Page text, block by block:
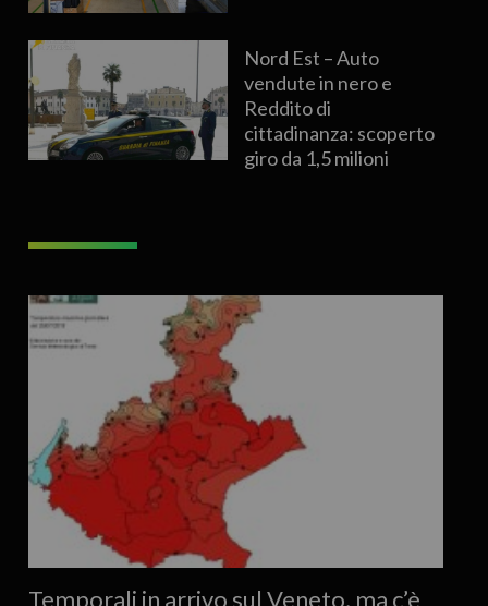
Nord Est – Auto
vendute in nero e
Reddito di
cittadinanza: scoperto
giro da 1,5 milioni
Temporali in arrivo sul Veneto, ma c’è